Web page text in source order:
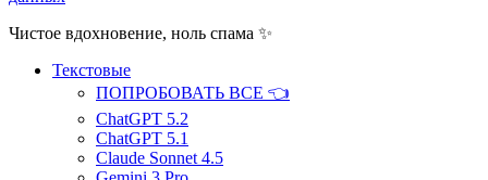
Чистое вдохновение, ноль спама ✨
Текстовые
ПОПРОБОВАТЬ ВСЕ 👈
ChatGPT 5.2
ChatGPT 5.1
Claude Sonnet 4.5